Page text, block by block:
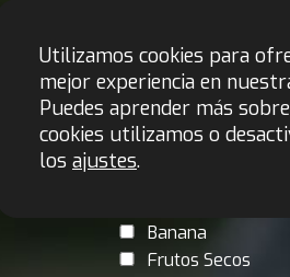
¿Qué productos
Cacao
Banana
Frutos Secos
Utilizamos cookies para
mejor experiencia en
Puedes aprender más
cookies utilizamos o
los ajustes.